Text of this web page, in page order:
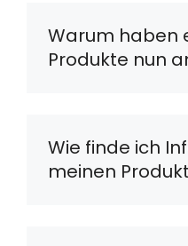
Warum haben
Produkte nun
Wie finde ich
meinen